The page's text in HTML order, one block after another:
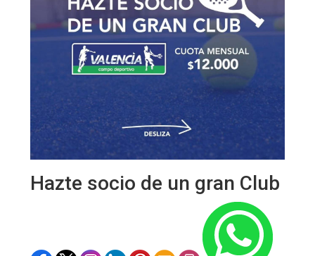
Hazte socio de un gran Club